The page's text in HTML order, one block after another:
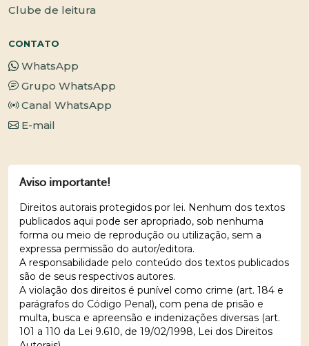
Clube de leitura
CONTATO
WhatsApp
Grupo WhatsApp
Canal WhatsApp
E-mail
Aviso importante!
Direitos autorais protegidos por lei. Nenhum dos textos
publicados aqui pode ser apropriado, sob nenhuma
forma ou meio de reprodução ou utilização, sem a
expressa permissão do autor/editora.
A responsabilidade pelo conteúdo dos textos publicados
são de seus respectivos autores.
A violação dos direitos é punível como crime (art. 184 e
parágrafos do Código Penal), com pena de prisão e
multa, busca e apreensão e indenizações diversas (art.
101 a 110 da Lei 9.610, de 19/02/1998, Lei dos Direitos